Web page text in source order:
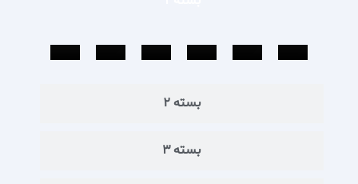
بسته 2
بسته 3